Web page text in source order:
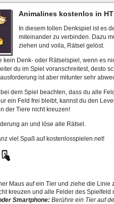
Animalines kostenlos in
In diesem tollen Denkspiel ist es
miteinander zu verbinden. Dazu
ziehen und voila, Rätsel gelöst.
kein Denk- oder Rätselspiel, wenn es
du im Spiel voranschreitest, desto
ist aber mitunter sehr
dem Spiel beachten, dass du alle
ein Feld frei bleibt, kannst du den
der Tiere nicht kreuzen!
an und löse alle Rätsel.
viel Spaß auf kostenlosspielen.net!
Maus auf ein Tier und ziehe die Linie
kreuzen und alle Felder des Spielfeld
Smartphone: Berühre ein Tier auf